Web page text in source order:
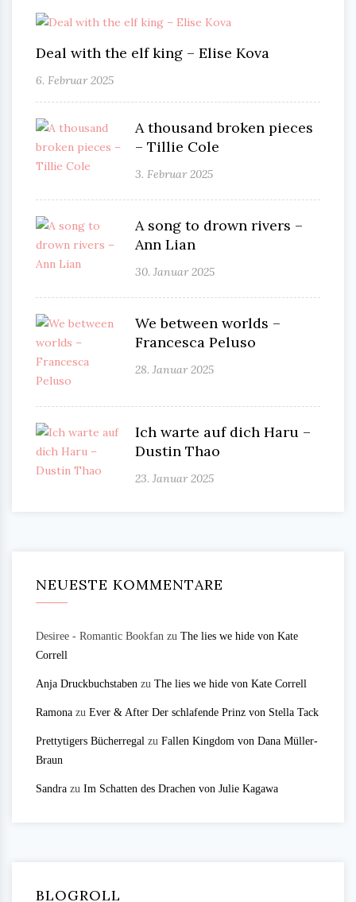
Deal with the elf king – Elise Kova
6. Februar 2025
A thousand broken pieces
– Tillie Cole
3. Februar 2025
A song to drown rivers –
Ann Lian
30. Januar 2025
We between worlds –
Francesca Peluso
28. Januar 2025
Ich warte auf dich Haru –
Dustin Thao
23. Januar 2025
NEUESTE KOMMENTARE
Desiree - Romantic Bookfan zu The lies we hide von Kate
Correll
Anja Druckbuchstaben zu The lies we hide von Kate Correll
Ramona zu Ever & After Der schlafende Prinz von Stella Tack
Prettytigers Bücherregal zu Fallen Kingdom von Dana Müller-
Braun
Sandra zu Im Schatten des Drachen von Julie Kagawa
BLOGROLL